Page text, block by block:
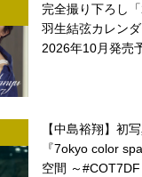
完全撮り下ろし
羽生結弦カレン
2026年10月発
【中島裕翔】初
『7okyo color
空間 ～